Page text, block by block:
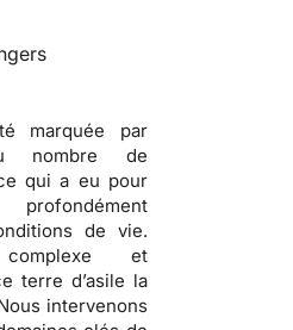
marquée par
nombre de
qui a eu pour
de vie.
et
terre d’asile la
intervenons